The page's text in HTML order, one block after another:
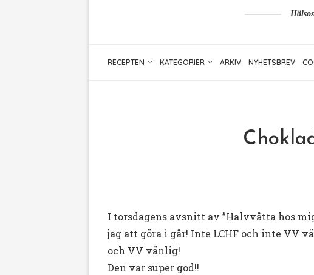
RECEPTEN KATEGORIER ARKIV NYHETSBREV
I torsdagens avsnitt av ”Halvvåtta hos
jag att göra i går! Inte LCHF och inte VV
och VV vänlig!
Den var super god!!